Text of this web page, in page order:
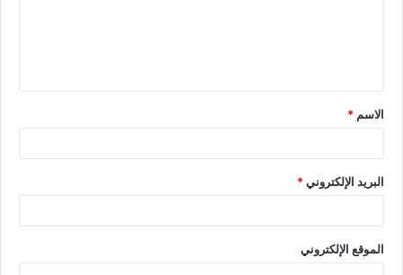
الاسم *
البريد الإلكتروني*
الموقع الإلكتروني